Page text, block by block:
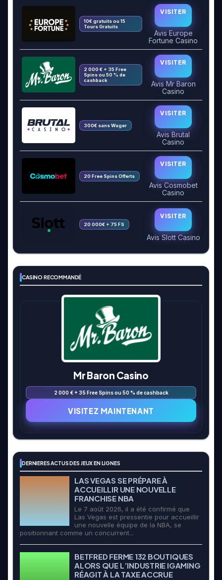
10€ gratuits ou 15
Tours Gratuits
VISITER
Avis Europe
Fortune Casino
2 000 € + 35 Free
Spins ou 50 % de
cashback
VISITER
Avis Mr Baron
Casino
300€ sans Wager
VISITER
Avis Brutal
Casino
20 Free Spins Offerts
VISITER
Avis Cosmobet
Casino
20 000€ + 75 FS
VISITER
Avis Slott Casino
CASINO RECOMMANDÉ
Mr Baron Casino
2 000 € + 35 Free Spins ou 50 % de cashback
VISITEZ MAINTENANT
DERNIERES ACTUS DES JEUX EN LIGNES
LAS VEGAS SE PRÉPARE À
ACCUEILLIR UNE NOUVELLE
FRANCHISE NBA
Le 7 août 2026, il a été confirmé que
Las Vegas est pressentie pour accueillir
une nouvelle équipe de la NBA, se
positionnant comme un concurrent...
BETFRED FERME 132 BOUTIQUES
ALORS QUE L’INDUSTRIE IGAMING
RÉAGIT À LA TAXE ACCRUE